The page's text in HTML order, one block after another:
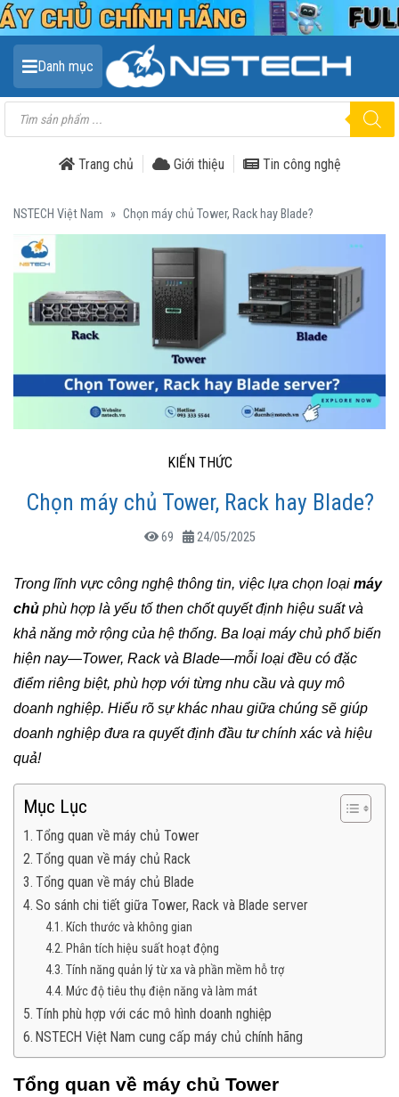
Danh mục
Tìm
kiếm
sản
Trang chủ
Giới thiệu Tin công nghệ
NSTECH Việt Nam » Chọn máy chủ Tower, Rack hay Blade?
KIẾN THỨC
Chọn máy chủ Tower, Rack hay Blade?
69 24/05/2025
Trong lĩnh vực công nghệ thông tin, việc lựa chọn loại máy
chủ phù hợp là yếu tố then chốt quyết định hiệu suất và
khả năng mở rộng của hệ thống. Ba loại máy chủ phổ biến
hiện nay—Tower, Rack và Blade—mỗi loại đều có đặc
điểm riêng biệt, phù hợp với từng nhu cầu và quy mô
doanh nghiệp. Hiểu rõ sự khác nhau giữa chúng sẽ giúp
doanh nghiệp đưa ra quyết định đầu tư chính xác và hiệu
quả!
Mục Lục
Tổng quan về máy chủ Tower
Tổng quan về máy chủ Rack
Tổng quan về máy chủ Blade
So sánh chi tiết giữa Tower, Rack và Blade server
Kích thước và không gian
Phân tích hiệu suất hoạt động
Tính năng quản lý từ xa và phần mềm hỗ trợ
Mức độ tiêu thụ điện năng và làm mát
Tính phù hợp với các mô hình doanh nghiệp
NSTECH Việt Nam cung cấp máy chủ chính hãng
Tổng quan về máy chủ Tower